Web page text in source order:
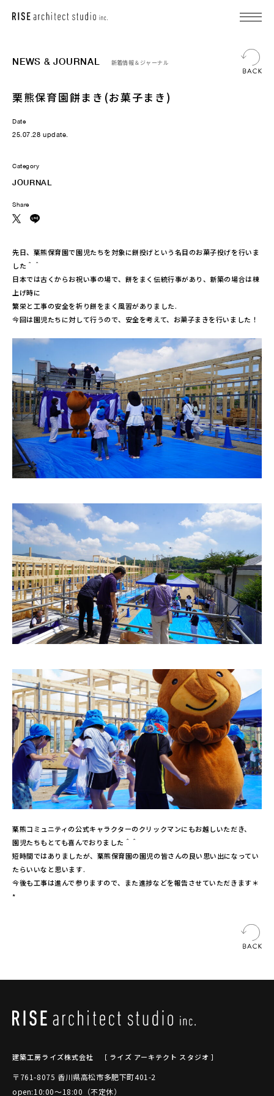
NEWS & JOURNAL 新着情報＆ジャーナル
栗熊保育園餅まき(お菓子まき)
Date
25.07.28 update.
Category
JOURNAL
Share
先日、栗熊保育園で園児たちを対象に餅投げという名目のお菓子投げを行いま
した＾＾
日本では古くからお祝い事の場で、餅をまく伝統行事があり、新築の場合は棟
上げ時に
繁栄と工事の安全を祈り餅をまく風習がありました.
今回は園児たちに対して行うので、安全を考えて、お菓子まきを行いました！
栗熊コミュニティの公式キャラクターのクリックマンにもお越しいただき、
園児たちもとても喜んでおりました＾＾
短時間ではありましたが、栗熊保育園の園児の皆さんの良い思い出になってい
たらいいなと思います.
今後も工事は進んで参りますので、また進捗などを報告させていただきます＊
*
建築工房ライズ株式会社 ［ ライズ アーキテクト スタジオ ］
〒761-8075 香川県高松市多肥下町401-2
open:10:00～18:00（不定休）